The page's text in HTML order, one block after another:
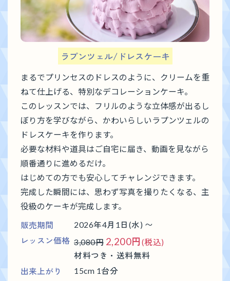
ラプンツェル/ドレスケーキ
まるでプリンセスのドレスのように、クリームを重
ねて仕上げる、特別なデコレーションケーキ。
このレッスンでは、フリルのような立体感が出るし
ぼり方を学びながら、かわいらしいラプンツェルの
ドレスケーキを作ります。
必要な材料や道具はご自宅に届き、動画を見ながら
順番通りに進めるだけ。
はじめての方でも安心してチャレンジできます。
完成した瞬間には、思わず写真を撮りたくなる、主
役級のケーキが完成します。
販売期間
2026年4月1日(水) 〜
レッスン価格 3,080円 2,200円 (税込)
材料つき・送料無料
出来上がり 15cm 1台分